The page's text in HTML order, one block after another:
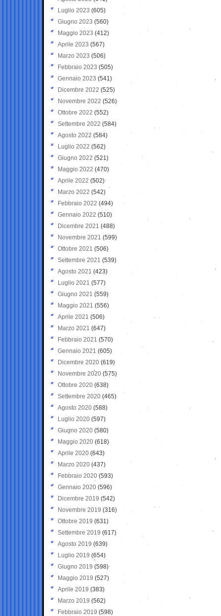
Luglio 2023 (605)
Giugno 2023 (560)
Maggio 2023 (412)
Aprile 2023 (567)
Marzo 2023 (506)
Febbraio 2023 (505)
Gennaio 2023 (541)
Dicembre 2022 (525)
Novembre 2022 (526)
Ottobre 2022 (552)
Settembre 2022 (584)
Agosto 2022 (584)
Luglio 2022 (562)
Giugno 2022 (521)
Maggio 2022 (470)
Aprile 2022 (502)
Marzo 2022 (542)
Febbraio 2022 (494)
Gennaio 2022 (510)
Dicembre 2021 (488)
Novembre 2021 (599)
Ottobre 2021 (506)
Settembre 2021 (539)
Agosto 2021 (423)
Luglio 2021 (577)
Giugno 2021(559)
Maggio 2021 (556)
Aprile 2021 (506)
Marzo 2021 (647)
Febbraio 2021 (570)
Gennaio 2021 (605)
Dicembre 2020 (619)
Novembre 2020 (575)
Ottobre 2020 (638)
Settembre 2020(465)
Agosto 2020 (588)
Luglio 2020 (597)
Giugno 2020 (580)
Maggio 2020 (618)
Aprile 2020 (643)
Marzo 2020 (437)
Febbraio 2020 (593)
Gennaio 2020 (596)
Dicembre 2019 (542)
Novembre 2019 (316)
Ottobre 2019 (631)
Settembre 2019 (617)
Agosto 2019 (639)
Luglio 2019 (654)
Giugno 2019 (598)
Maggio 2019 (527)
Aprile 2019 (383)
Marzo 2019 (562)
Febbraio 2019 (598)